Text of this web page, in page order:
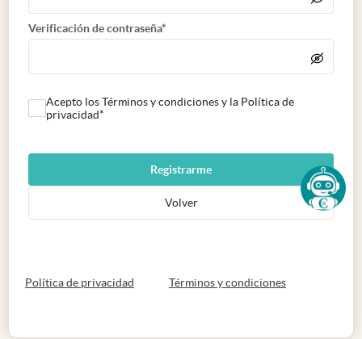
Verificación de contraseña*
Acepto los Términos y condiciones y la Política de
privacidad*
Registrarme
Volver
Política de privacidad abre en nueva pestaña
Términos y condicionesabre en nueva